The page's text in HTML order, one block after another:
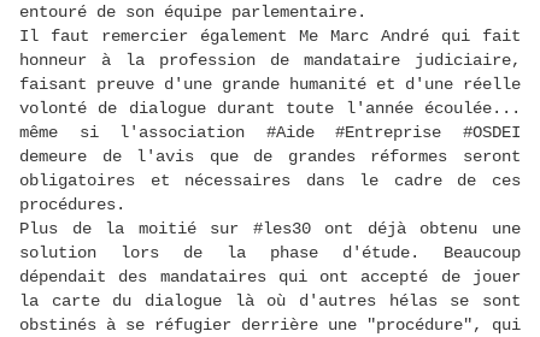
entouré de son équipe parlementaire.
Il faut remercier également Me Marc André qui fait
honneur à la profession de mandataire judiciaire,
faisant preuve d'une grande humanité et d'une réelle
volonté de dialogue durant toute l'année écoulée...
même si l'association #Aide #Entreprise #OSDEI
demeure de l'avis que de grandes réformes seront
obligatoires et nécessaires dans le cadre de ces
procédures.
Plus de la moitié sur #les30 ont déjà obtenu une
solution lors de la phase d'étude. Beaucoup
dépendait des mandataires qui ont accepté de jouer
la carte du dialogue là où d'autres hélas se sont
obstinés à se réfugier derrière une "procédure", qui